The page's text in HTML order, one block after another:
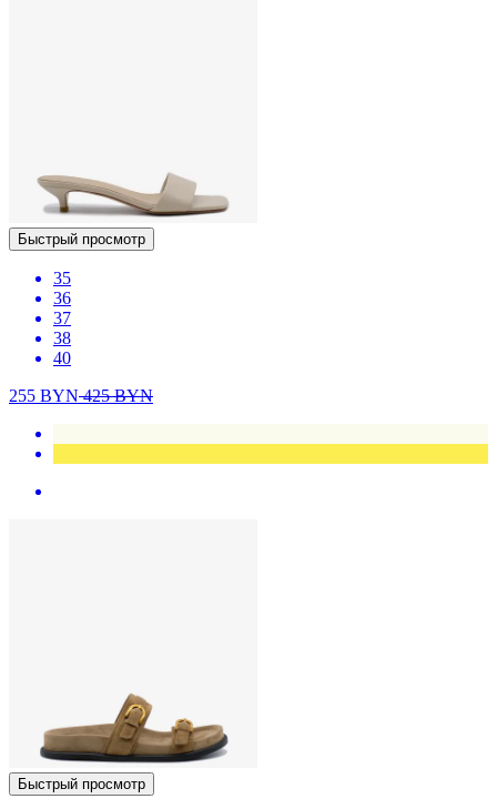
Быстрый просмотр
35
36
37
38
40
255 BYN425BYN
Быстрый просмотр